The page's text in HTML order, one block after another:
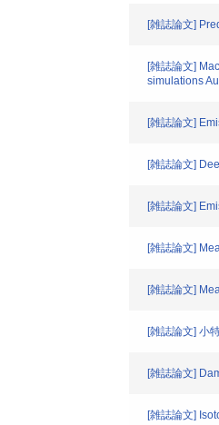
[雑誌論文]
[雑誌論文]
simulations
[雑誌論文]
[雑誌論文]
[雑誌論文]
[雑誌論文]
[雑誌論文]
[雑誌論文] 小
[雑誌論文]
[雑誌論文]